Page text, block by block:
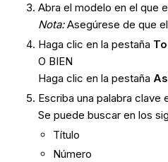
Abra el modelo en el que
Nota:Asegúrese de que
Haga clic en la pestaña
O BIEN
Haga clic en la pestaña
Escriba una palabra clave
Se puede buscar en los
Título
Número